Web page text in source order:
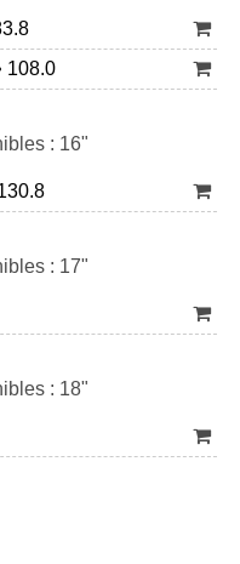
108.0
: 16"
: 17"
: 18"